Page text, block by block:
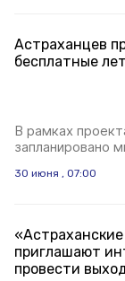
Астраханцев
бесплатные
В рамках
запланировано
30 июня , 07:00
приглашают
провести